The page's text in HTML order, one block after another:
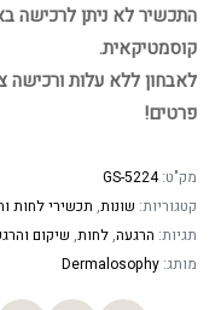
התכשיר לא ניתן לרכישה
קוסמטיקאית.
לאבחון ללא עלות
פרטים!
מק"ט:GS-5224
קטגוריות: שונות, תכשירי לחות
תגיות: הרגעה,לחות, שיקום
מותג: Dermalosophy